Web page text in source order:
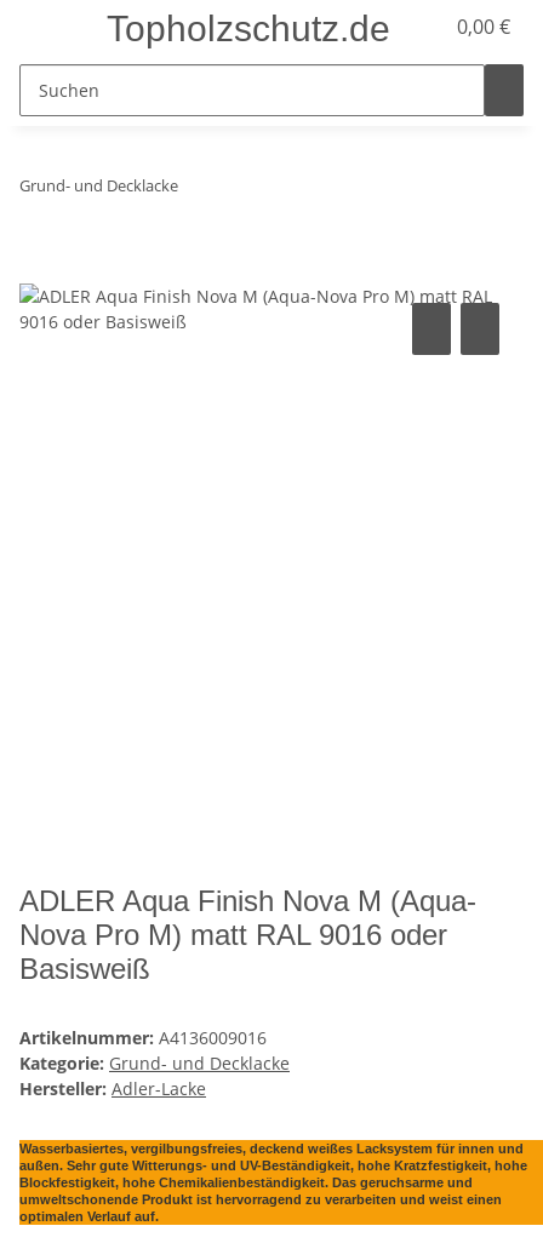
Topholzschutz.de 0,00 €
Grund- und Decklacke
ADLER Aqua Finish Nova M (Aqua-
Nova Pro M) matt RAL 9016 oder
Basisweiß
Artikelnummer: A4136009016
Kategorie: Grund- und Decklacke
Hersteller: Adler-Lacke
Wasserbasiertes, vergilbungsfreies, deckend weißes Lacksystem für innen und
außen. Sehr gute Witterungs- und UV-Beständigkeit, hohe Kratzfestigkeit, hohe
Blockfestigkeit, hohe Chemikalienbeständigkeit. Das geruchsarme und
umweltschonende Produkt ist hervorragend zu verarbeiten und weist einen
optimalen Verlauf auf.